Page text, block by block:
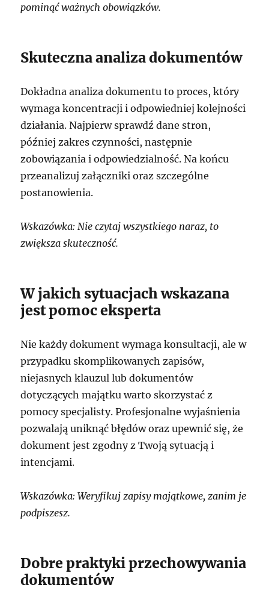
pominąć ważnych obowiązków.
Skuteczna analiza dokumentów
Dokładna analiza dokumentu to proces, który
wymaga koncentracji i odpowiedniej kolejności
działania. Najpierw sprawdź dane stron,
później zakres czynności, następnie
zobowiązania i odpowiedzialność. Na końcu
przeanalizuj załączniki oraz szczególne
postanowienia.
Wskazówka: Nie czytaj wszystkiego naraz, to
zwiększa skuteczność.
W jakich sytuacjach wskazana
jest pomoc eksperta
Nie każdy dokument wymaga konsultacji, ale w
przypadku skomplikowanych zapisów,
niejasnych klauzul lub dokumentów
dotyczących majątku warto skorzystać z
pomocy specjalisty. Profesjonalne wyjaśnienia
pozwalają uniknąć błędów oraz upewnić się, że
dokument jest zgodny z Twoją sytuacją i
intencjami.
Wskazówka: Weryfikuj zapisy majątkowe, zanim je
podpiszesz.
Dobre praktyki przechowywania
dokumentów